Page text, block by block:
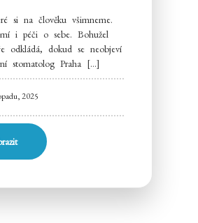
si na člověku všimneme.
i péči o sebe. Bohužel
odkládá, dokud se neobjeví
stomatolog Praha […]
2025